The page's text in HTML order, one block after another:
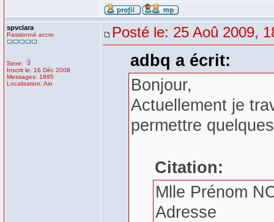
spvclara
Passionné accro
Sexe:
Inscrit le: 16 Déc 2008
Messages: 1895
Localisation: Ain
Posté le: 25 Aoû 2009,
adbq a écrit:
Bonjour,
Actuellement je
permettre
Citation:
Mlle Prénom
Adresse